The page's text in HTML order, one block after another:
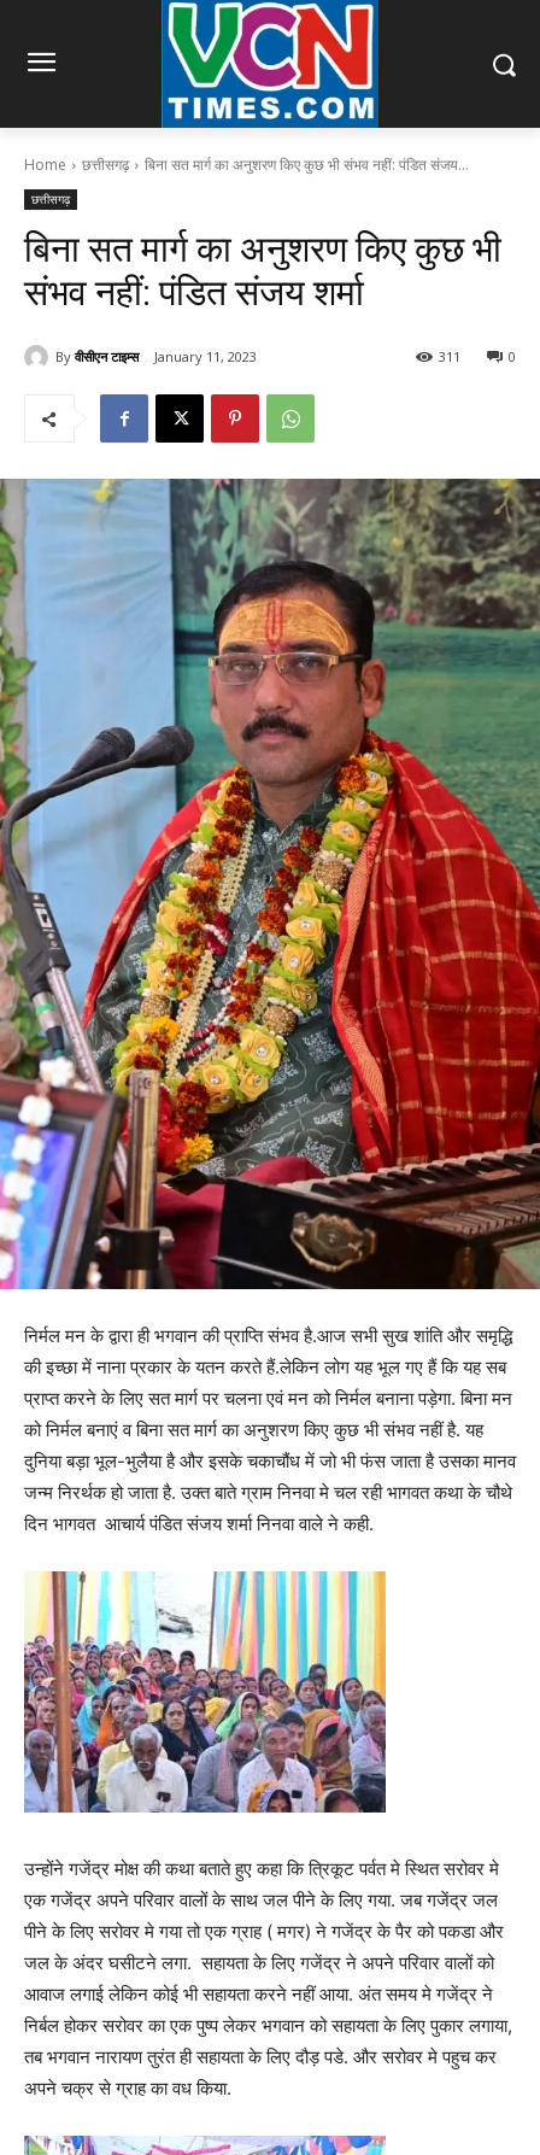
Home छत्तीसगढ़ बिना सत मार्ग का अनुशरण किए कुछ भी संभव नहीं: पंडित संजय...
छत्तीसगढ़
बिना सत मार्ग का अनुशरण किए कुछ भी
संभव नहीं: पंडित संजय शर्मा
By वीसीएन टाइम्स January 11, 2023 0
311
निर्मल मन के द्वारा ही भगवान की प्राप्ति संभव है.आज सभी सुख शांति और समृद्धि
की इच्छा में नाना प्रकार के यतन करते हैं.लेकिन लोग यह भूल गए हैं कि यह सब
प्राप्त करने के लिए सत मार्ग पर चलना एवं मन को निर्मल बनाना पड़ेगा. बिना मन
को निर्मल बनाएं व बिना सत मार्ग का अनुशरण किए कुछ भी संभव नहीं है. यह
दुनिया बड़ा भूल-भुलैया है और इसके चकाचौंध में जो भी फंस जाता है उसका मानव
जन्म निरर्थक हो जाता है. उक्त बाते ग्राम निनवा मे चल रही भागवत कथा के चौथे
दिन भागवत आचार्य पंडित संजय शर्मा निनवा वाले ने कही.
उन्होंने गजेंद्र मोक्ष की कथा बताते हुए कहा कि त्रिकूट पर्वत मे स्थित सरोवर मे
एक गजेंद्र अपने परिवार वालों के साथ जल पीने के लिए गया. जब गजेंद्र जल
पीने के लिए सरोवर मे गया तो एक ग्राह ( मगर) ने गजेंद्र के पैर को पकडा और
जल के अंदर घसीटने लगा. सहायता के लिए गजेंद्र ने अपने परिवार वालों को
आवाज लगाई लेकिन कोई भी सहायता करने नहीं आया. अंत समय मे गजेंद्र ने
निर्बल होकर सरोवर का एक पुष्प लेकर भगवान को सहायता के लिए पुकार लगाया,
तब भगवान नारायण तुरंत ही सहायता के लिए दौड़ पडे. और सरोवर मे पहुच कर
अपने चक्र से ग्राह का वध किया.